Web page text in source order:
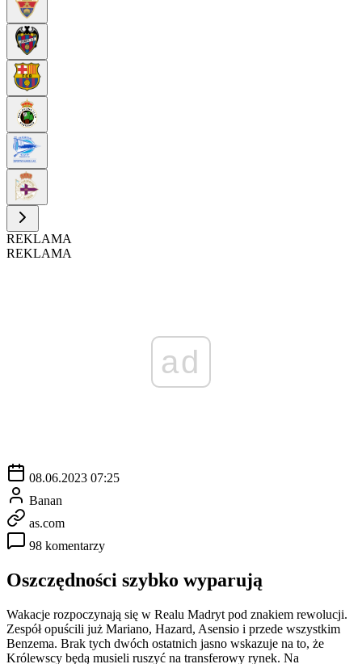
REKLAMA
REKLAMA
ad
08.06.2023 07:25
Banan
as.com
98 komentarzy
Oszczędności szybko wyparują
Wakacje rozpoczynają się w Realu Madryt pod znakiem rewolucji.
Zespół opuścili już Mariano, Hazard, Asensio i przede wszystkim
Benzema. Brak tych dwóch ostatnich jasno wskazuje na to, że
Królewscy będą musieli ruszyć na transferowy rynek. Na